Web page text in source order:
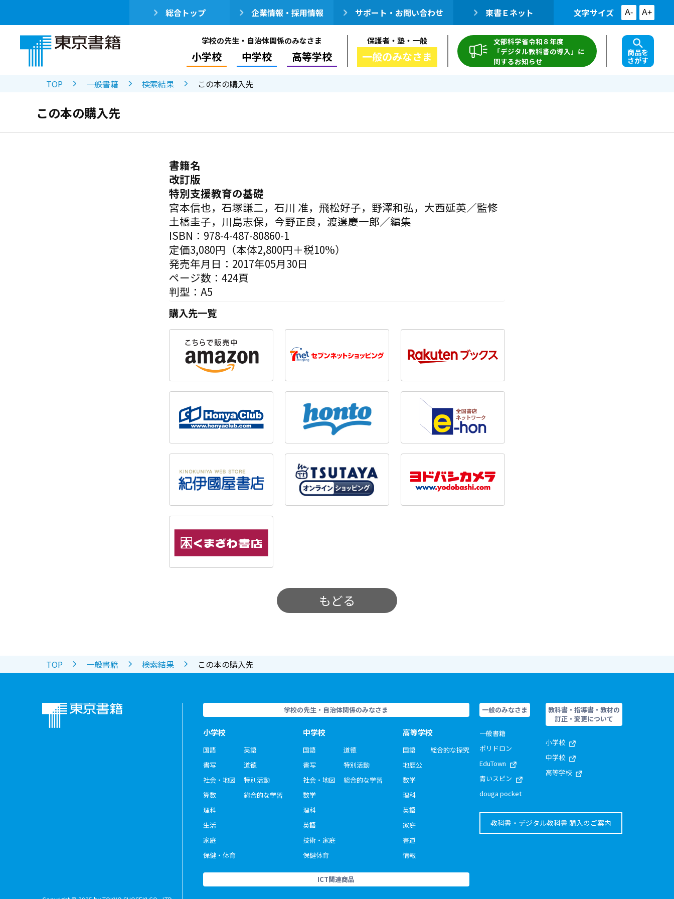
総合トップ 企業情報・採用情報 サポート・お問い合わせ 東書Ｅネット 文字サイズ A- A+
学校の先生・自治体関係のみなさま
小学校 中学校 高等学校
保護者・塾・一般
一般のみなさま
文部科学省令和８年度
「デジタル教科書の導入」に
関するお知らせ
商品を
さがす
TOP 一般書籍 検索結果 この本の購入先
この本の購入先
書籍名
改訂版
特別支援教育の基礎
宮本信也，石塚謙二，石川 准，飛松好子，野澤和弘，大西延英／監修
土橋圭子，川島志保，今野正良，渡邉慶一郎／編集
ISBN：978-4-487-80860-1
定価3,080円（本体2,800円＋税10%）
発売年月日：2017年05月30日
ページ数：424頁
判型：A5
購入先一覧
もどる
TOP 一般書籍 検索結果 この本の購入先
学校の先生・自治体関係のみなさま
小学校
国語
書写
社会・地図
算数
理科
生活
家庭
保健・体育
英語
道徳
特別活動
総合的な学習
中学校
国語
書写
社会・地図
数学
理科
英語
技術・家庭
保健体育
道徳
特別活動
総合的な学習
高等学校
国語
地歴公
数学
理科
英語
家庭
書道
情報
総合的な探究
ICT関連商品
一般のみなさま
一般書籍
ポリドロン
EduTown
青いスピン
douga pocket
教科書・指導書・教材の
訂正・変更について
小学校
中学校
高等学校
教科書・デジタル教科書 購入のご案内